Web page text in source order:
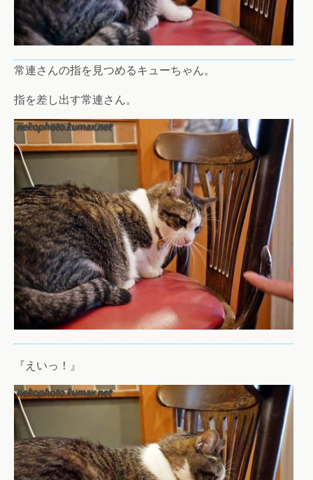
常連さんの指を見つめるキューちゃん。
指を差し出す常連さん。
『えいっ！』